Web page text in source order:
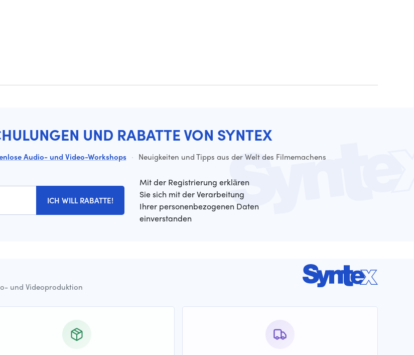
UND RABATTE VON SYNTEX
Audio- und Video-Workshops · Neuigkeiten und Tipps aus der Welt des Filmemachens
ICH WILL RABATTE!
Mit der Registrierung erklären
Sie sich mit der Verarbeitung
Ihrer personenbezogenen Daten
einverstanden
und Videoproduktion